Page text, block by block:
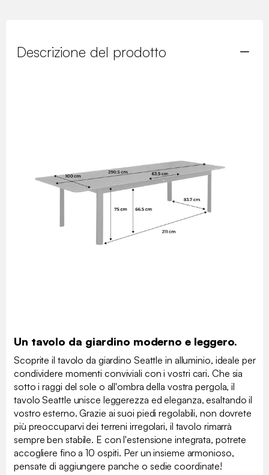
Descrizione del prodotto
Un tavolo da giardino moderno e leggero.
Scoprite il tavolo da giardino Seattle in alluminio, ideale per
condividere momenti conviviali con i vostri cari. Che sia
sotto i raggi del sole o all'ombra della vostra pergola, il
tavolo Seattle unisce leggerezza ed eleganza, esaltando il
vostro esterno. Grazie ai suoi piedi regolabili, non dovrete
più preoccuparvi dei terreni irregolari, il tavolo rimarrà
sempre ben stabile. E con l'estensione integrata, potrete
accogliere fino a 10 ospiti. Per un insieme armonioso,
pensate di aggiungere panche o sedie coordinate!